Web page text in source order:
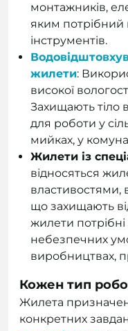
монтажників,
яким
інструментів.
жилети:
високої
Захищають тіло
для роботи у
мийках, у
Жилети із
відносяться
властивостями,
що захищають
жилети
небезпечних
виробництвах,
Кожен тип
Жилета
конкретних